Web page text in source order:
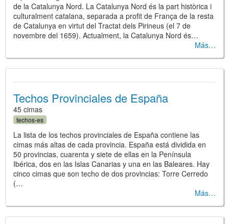
de la Catalunya Nord. La Catalunya Nord és la part històrica i
culturalment catalana, separada a profit de França de la resta
de Catalunya en virtut del Tractat dels Pirineus (el 7 de
novembre del 1659). Actualment, la Catalunya Nord és…
Más
Techos Provinciales de España
45 cimas
techos-es
La lista de los techos provinciales de España contiene las
cimas más altas de cada provincia. España está dividida en
50 provincias, cuarenta y siete de ellas en la Península
Ibérica, dos en las Islas Canarias y una en las Baleares. Hay
cinco cimas que son techo de dos provincias: Torre Cerredo
(…
Más